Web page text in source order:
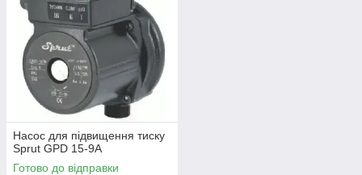
Насос для підвищення тиску
Sprut GPD 15-9A
Готово до відправки